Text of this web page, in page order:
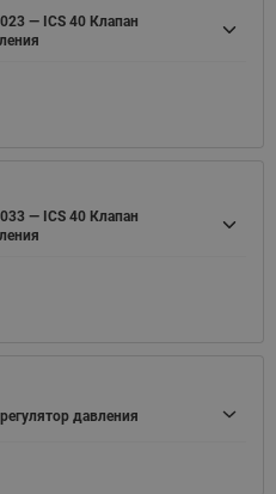
— ICS 40 Клапан
— ICS 40 Клапан
давления